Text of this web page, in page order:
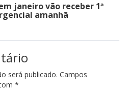
janeiro vão receber 1ª
amanhã
será publicado. Campos
*